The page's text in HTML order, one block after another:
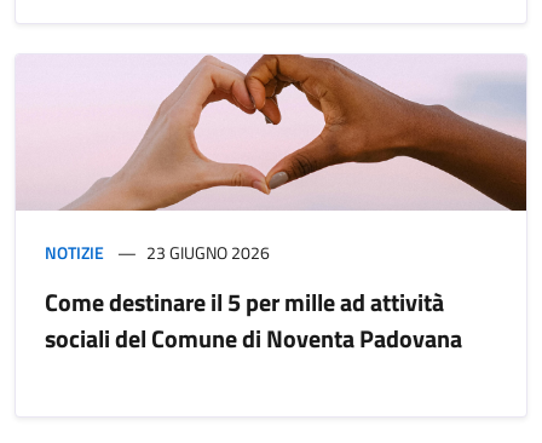
NOTIZIE 23 GIUGNO 2026
Come destinare il 5 per mille ad attività
sociali del Comune di Noventa Padovana